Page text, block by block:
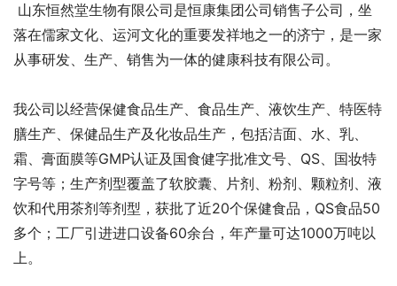
山东恒然堂生物有限公司是恒康集团公司销售子公司，坐
落在儒家文化、运河文化的重要发祥地之一的济宁，是一家
从事研发、生产、销售为一体的健康科技有限公司。
我公司以经营保健食品生产、食品生产、液饮生产、特医特
膳生产、保健品生产及化妆品生产，包括洁面、水、乳、
霜、膏面膜等GMP认证及国食健字批准文号、QS、国妆特
字号等；生产剂型覆盖了软胶囊、片剂、粉剂、颗粒剂、液
饮和代用茶剂等剂型，获批了近20个保健食品，QS食品50
多个；工厂引进进口设备60余台，年产量可达1000万吨以
上。